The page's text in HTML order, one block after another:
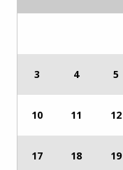
3 4 5
10 11 12
17 18 19